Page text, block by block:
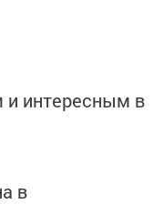
интересным в
в